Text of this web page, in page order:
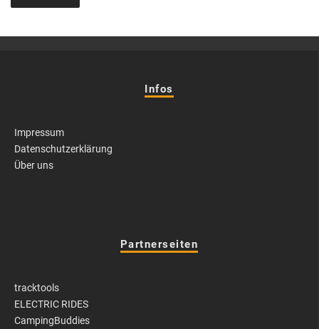
Infos
Impressum
Datenschutzerklärung
Über uns
Partnerseiten
tracktools
ELECTRIC RIDES
CampingBuddies